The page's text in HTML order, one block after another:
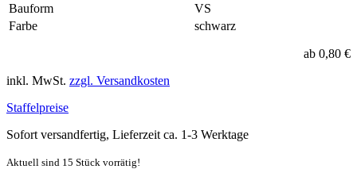
Bauform
VS
Farbe
schwarz
ab 0,80 €
inkl. MwSt. zzgl. Versandkosten
Staffelpreise
Sofort versandfertig, Lieferzeit ca. 1-3 Werktage
Aktuell sind 15 Stück vorrätig!